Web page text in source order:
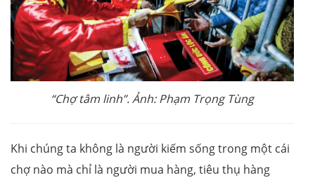
“Chợ tâm linh”. Ảnh: Phạm Trọng Tùng
Khi chúng ta không là người kiếm sống trong một cái
chợ nào mà chỉ là người mua hàng, tiêu thụ hàng